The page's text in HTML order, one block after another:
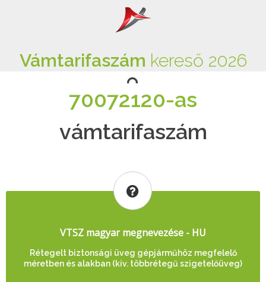
Vámtarifaszám kereső 2026
70072120-as
vámtarifaszám
VTSZ magyar megnevezése - HU
Rétegelt biztonsági üveg gépjárműhöz megfelelő
méretben és alakban (kiv. többrétegű szigetelőüveg)